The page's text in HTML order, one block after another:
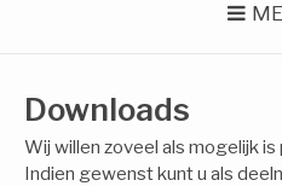
Downloads
Wij willen zoveel als mogelijk
Indien gewenst kunt u als